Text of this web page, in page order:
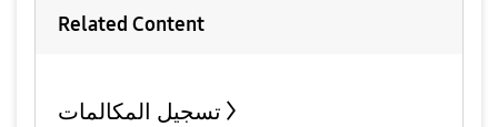
Related Content
تسجيل المكالمات